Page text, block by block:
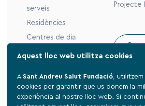
Aquest lloc web utilitza cookies
A Sant Andreu Salut Fundació, utilitzem
cookies per garantir que us donem la
experiència al nostre lloc web. Si
serveis
Residències
Centres de dia
Projecte